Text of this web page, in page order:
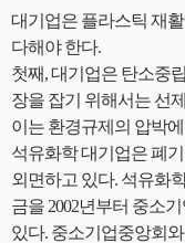
대기업은 플라스틱 재
다해야 한다.
첫째, 대기업은 탄소중
장을 잡기 위해서는 선
이는 환경규제의 압박
석유화학 대기업은 폐
외면하고 있다. 석유화
금을 2002년부터 중소
있다. 중소기업중앙회